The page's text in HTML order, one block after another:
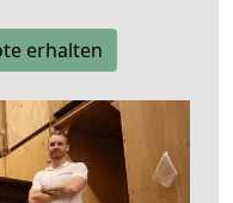
erhalten